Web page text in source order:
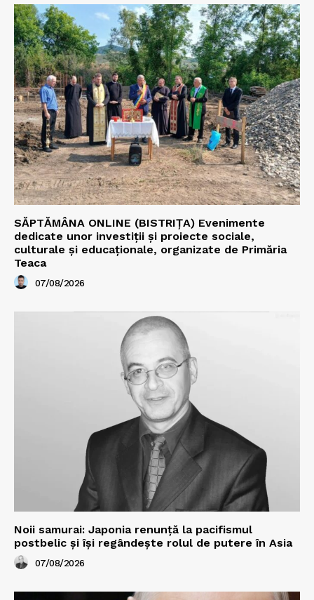
SĂPTĂMÂNA ONLINE (BISTRIȚA) Evenimente
dedicate unor investiții și proiecte sociale,
culturale și educaționale, organizate de Primăria
Teaca
07/08/2026
Noii samurai: Japonia renunță la pacifismul
postbelic și își regândește rolul de putere în Asia
07/08/2026